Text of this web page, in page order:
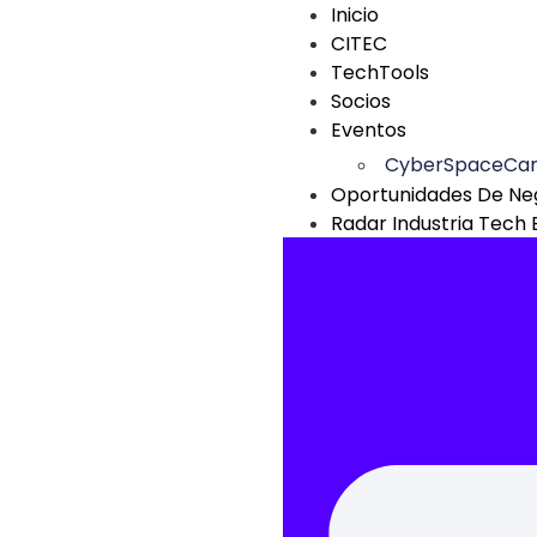
Inicio
CITEC
TechTools
Socios
Eventos
Oportunidades De
Radar Industria Tech